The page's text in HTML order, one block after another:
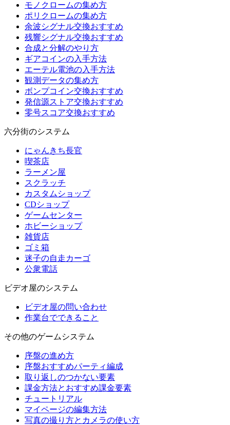
モノクロームの集め方
ポリクロームの集め方
余波シグナル交換おすすめ
残響シグナル交換おすすめ
合成と分解のやり方
ギアコインの入手方法
エーテル電池の入手方法
観測データの集め方
ボンプコイン交換おすすめ
発信源ストア交換おすすめ
零号スコア交換おすすめ
六分街のシステム
にゃんきち長官
喫茶店
ラーメン屋
スクラッチ
カスタムショップ
CDショップ
ゲームセンター
ホビーショップ
雑貨店
ゴミ箱
迷子の自走カーゴ
公衆電話
ビデオ屋のシステム
ビデオ屋の問い合わせ
作業台でできること
その他のゲームシステム
序盤の進め方
序盤おすすめパーティ編成
取り返しのつかない要素
課金方法とおすすめ課金要素
チュートリアル
マイページの編集方法
写真の撮り方とカメラの使い方